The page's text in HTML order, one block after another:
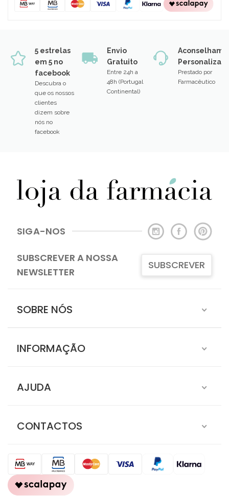
5 estrelas
em 5 no
facebook
Descubra o
que os nossos
clientes
dizem sobre
nós no
facebook
Envio
Gratuito
Entre 24h a
48h (Portugal
Continental)
Prestado por
Farmacêutico
SIGA-NOS
SUBSCREVER A NOSSA
NEWSLETTER
SUBSCREVER
SOBRE NÓS
INFORMAÇÃO
AJUDA
CONTACTOS